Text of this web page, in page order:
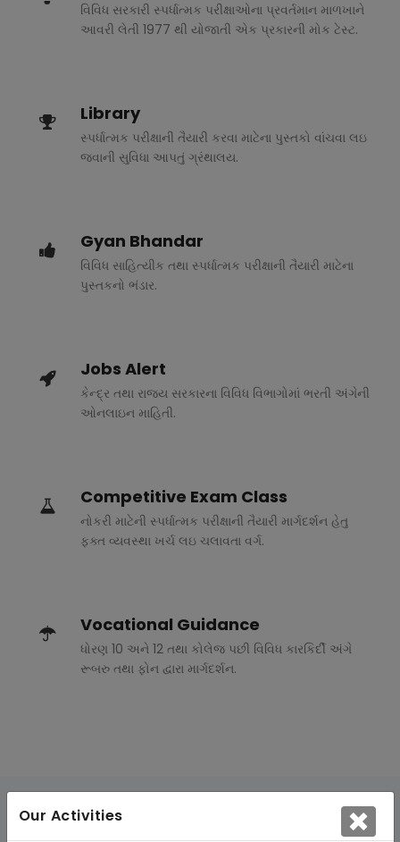
Our Activities
વિવિધ સરકારી સ્પર્ધાત્મક પરીક્ષાઓના પ્રવર્તમાન માળખાને
આવરી લેતી 1977 થી યોજાતી એક પ્રકારની મોક ટેસ્ટ.
Library
સ્પર્ધાત્મક પરીક્ષાની તૈયારી કરવા માટેના પુસ્તકો વાંચવા લઇ
જવાની સુવિધા આપતું ગ્રંથાલય.
Gyan Bhandar
વિવિધ સાહિત્યીક તથા સ્પર્ધાત્મક પરીક્ષાની તૈયારી માટેના
પુસ્તકનો ભંડાર.
Jobs Alert
કેન્દ્ર તથા રાજ્ય સરકારના વિવિધ વિભાગોમાં ભરતી અંગેની
ઓનલાઇન માહિતી.
Competitive Exam Class
નોકરી માટેની સ્પર્ધાત્મક પરીક્ષાની તૈયારી માર્ગદર્શન હેતુ
ફક્ત વ્યવસ્થા ખર્ચ લઇ ચલાવતા વર્ગ.
Vocational Guidance
ધોરણ 10 અને 12 તથા કોલેજ પછી વિવિધ કારકિર્દી અંગે
રૂબરુ તથા ફોન દ્વારા માર્ગદર્શન.